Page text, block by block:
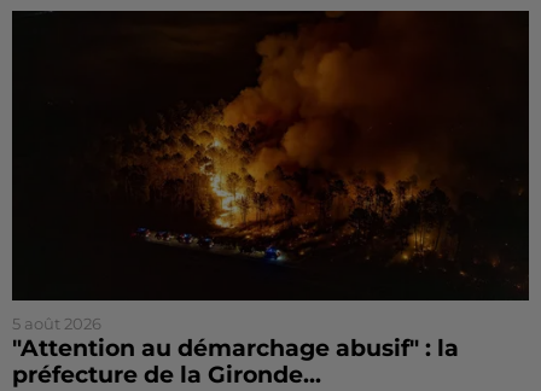
5 août 2026
"Attention au démarchage abusif" : la
préfecture de la Gironde...